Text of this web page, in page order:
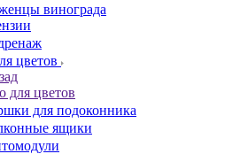
винограда
цветов
для цветов
для подоконника
ящики